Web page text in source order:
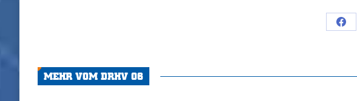
MEHR VOM DRHV 06